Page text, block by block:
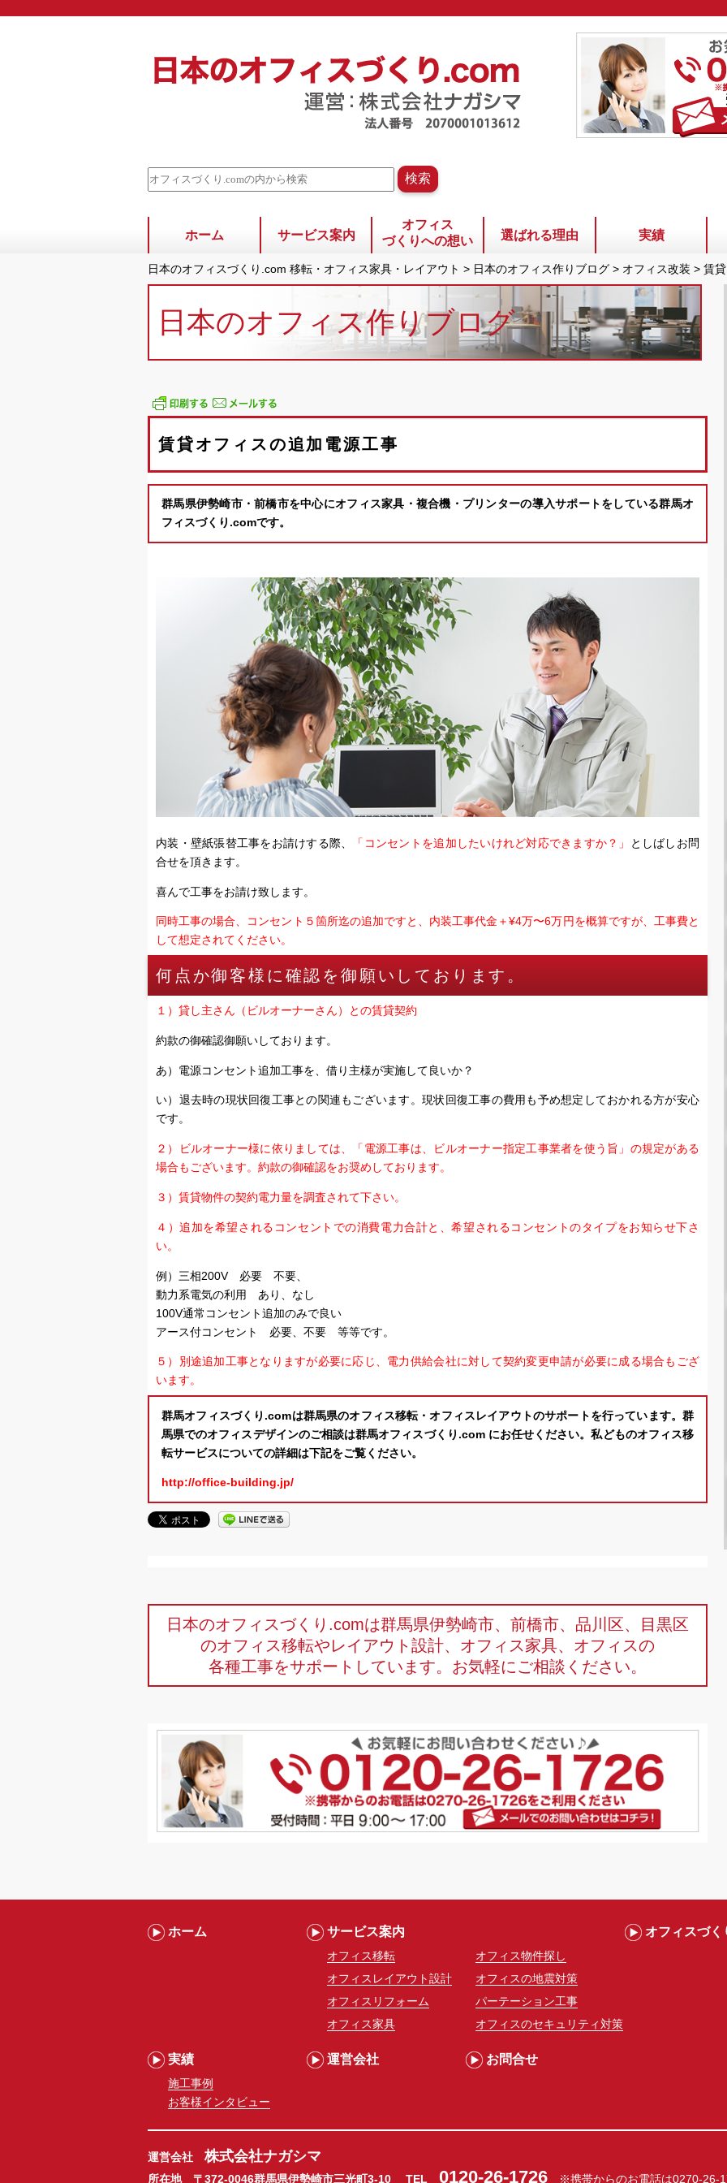
ホーム サービス案内
オフィス
づくりへの想い
選ばれる理由 実績
日本のオフィスづくり.com 移転・オフィス家具・レイアウト > 日本のオフィス作りブログ > オフィス改装 > 賃
日本のオフィス作りブログ
賃貸オフィスの追加電源工事
群馬県伊勢崎市・前橋市を中心にオフィス家具・複合機・プリンターの導入サポートをしている群馬オ
フィスづくり.comです。
内装・壁紙張替工事をお請けする際、 「コンセントを追加したいけれど対応できますか？」
としばしお問
合せを頂きます。
喜んで工事をお請け致します。
同時工事の場合、コンセント５箇所迄の追加ですと、内装工事代金＋¥4万〜6万円を概算ですが、工事費と
して想定されてください。
何点か御客様に確認を御願いしております。
１）貸し主さん（ビルオーナーさん）との賃貸契約
約款の御確認御願いしております。
あ）電源コンセント追加工事を、借り主様が実施して良いか？
い）退去時の現状回復工事との関連もございます。現状回復工事の費用も予め想定しておかれる方が安心
です。
２）ビルオーナー様に依りましては、「電源工事は、ビルオーナー指定工事業者を使う旨」の規定がある
場合もございます。約款の御確認をお奨めしております。
３）賃貸物件の契約電力量を調査されて下さい。
４）追加を希望されるコンセントでの消費電力合計と、希望されるコンセントのタイプをお知らせ下さ
い。
例）三相200V 必要 不要、
動力系電気の利用 あり、なし
100V通常コンセント追加のみで良い
アース付コンセント 必要、不要 等等です。
５）別途追加工事となりますが必要に応じ、電力供給会社に対して契約変更申請が必要に成る場合もござ
います。
群馬オフィスづくり.comは群馬県のオフィス移転・オフィスレイアウトのサポートを行っています。群
馬県でのオフィスデザインのご相談は群馬オフィスづくり.com にお任せください。私どものオフィス移
転サービスについての詳細は下記をご覧ください。
http://office-building.jp/
日本のオフィスづくり.comは群馬県伊勢崎市、前橋市、品川区、目黒区
のオフィス移転やレイアウト設計、オフィス家具、オフィスの
各種工事をサポートしています。お気軽にご相談ください。
ホーム サービス案内
オフィス移転
オフィス物件探し
オフィスレイアウト設計
オフィスの地震対策
オフィスリフォーム
パーテーション工事
オフィス家具
オフィスのセキュリティ対策
オフィスづく
実績
施工事例
お客様インタビュー
運営会社 お問合せ
運営会社 株式会社ナガシマ
所在地 〒372-0046群馬県伊勢崎市三光町3-10 TEL 0120-26-1726 ※携帯からのお電話は0270-26-